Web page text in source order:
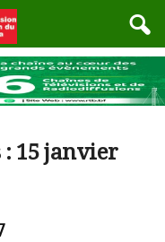
15 janvier